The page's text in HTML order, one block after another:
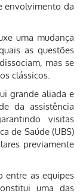
envolvimento da
uma mudança
as questões
mas se
clássicos.
grande aliada e
da assistência
visitas
de Saúde (UBS)
previamente
entre as equipes
uma das